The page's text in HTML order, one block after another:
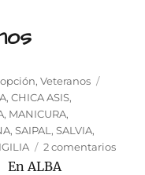
,Veteranos
,CHICA ASIS,
, MANICURA,
,SAIPAL ,SALVIA,
2 comentariosen
En ALBA